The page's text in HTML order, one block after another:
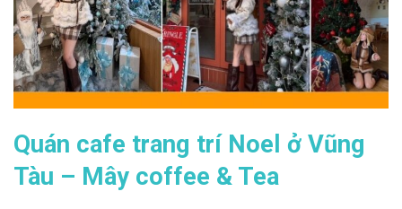
Quán cafe trang trí Noel ở Vũng
Tàu – Mây coffee & Tea